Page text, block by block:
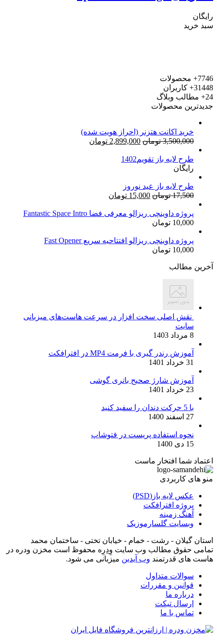
رایگان
سبد خرید
7746+
محصولات
31448+
کاربران
24+
مطالب وبلاگ
جدیدترین محصولات
خرید اکانت هتزنر (احراز هویت شده)
3,500,000 تومان قیمت
2,899,000 تومان
طرح لایه باز تقویم1402
رایگان
طرح لایه باز عید نوروز
17,500 تومان قیمت
17,500 تومان
15,000 تومان
15,000 تومان.
پروژه داوینچی ریزالو معرفی فضا Fantastic Space Intro
10,000 تومان
پروژه داوینچی ریزالو افتتاحیه سریع Fast Opener
10,000 تومان
آخرین مطالب
نقش اصلی سخت افزار در سرعت هاست‌های میزبانی
سایت
8 مرداد 1403
آموزش رندر گیری با فرمت MP4 در افترافکت
31 خرداد 1401
آموزش شارژ صحیح باتری گوشی
23 خرداد 1401
با 5 حرکت دندان را سفید کنید
27 اسفند 1400
نحوه استفاده پریست در فتوشاپ
15 دی 1400
اعتماد شما افتخار ماست
منو های کاربردی
عکس لایه باز(PSD)
پروژه افترافکت
آهنگ زمینه
وبسایت گلسارموزیک
استان گیلان - رشت - خمام - خیابان تختی - ساختمان محمد
تمامی حقوق مطالب وب سایت وِدِرِه محفوظ است مخزن ودره در
هاست های قدرتمند وب آیدین میزبانی می شود.
سوالات متداول
قوانین و مقررات
درباره ما
ارسال تیکت
تماس با ما